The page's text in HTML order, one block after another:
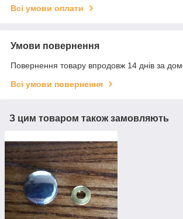
Всі умови оплати
Умови повернення
Повернення товару впродовж 14 днів за
Всі умови повернення
З цим товаром також замовляють